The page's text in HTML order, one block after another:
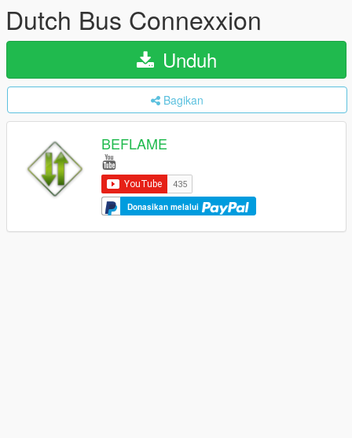
Dutch Bus Connexxion
Unduh
Bagikan
BEFLAME
Donasikan melalui